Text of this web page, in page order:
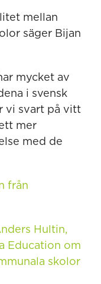
mellan
säger Bijan
mycket av
i svensk
vi svart på vitt
mer
med de
från
Hultin,
Education om
skolor